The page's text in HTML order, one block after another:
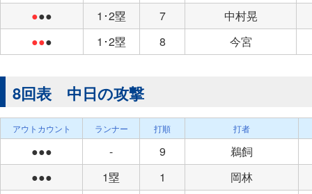
●●● 1･2塁 7
中村晃
●●● 1･2塁 8 今宮
8回表 中日の攻撃
アウトカウント ランナー 打順 打者
●●● - 9
鵜飼
●●●
1塁 1
岡林